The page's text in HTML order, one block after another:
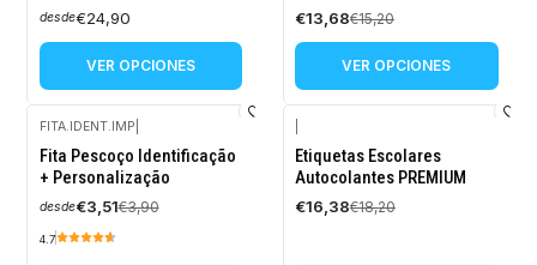
desde€24,90
VER OPCIONES
€13,68€15,20
VER OPCIONES
-10%
OFF
FITA.IDENT.IMP
Fita Pescoço Identificação
+ Personalização
desde€3,51€3,90
4.7
-10%
OFF
Etiquetas Escolares
Autocolantes PREMIUM
€16,38€18,20